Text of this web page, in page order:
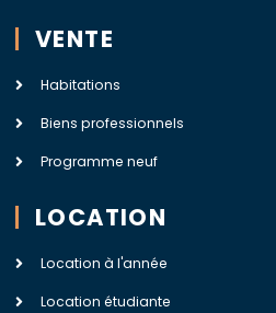
VENTE
Habitations
Biens professionnels
Programme neuf
LOCATION
Location à l'année
Location étudiante